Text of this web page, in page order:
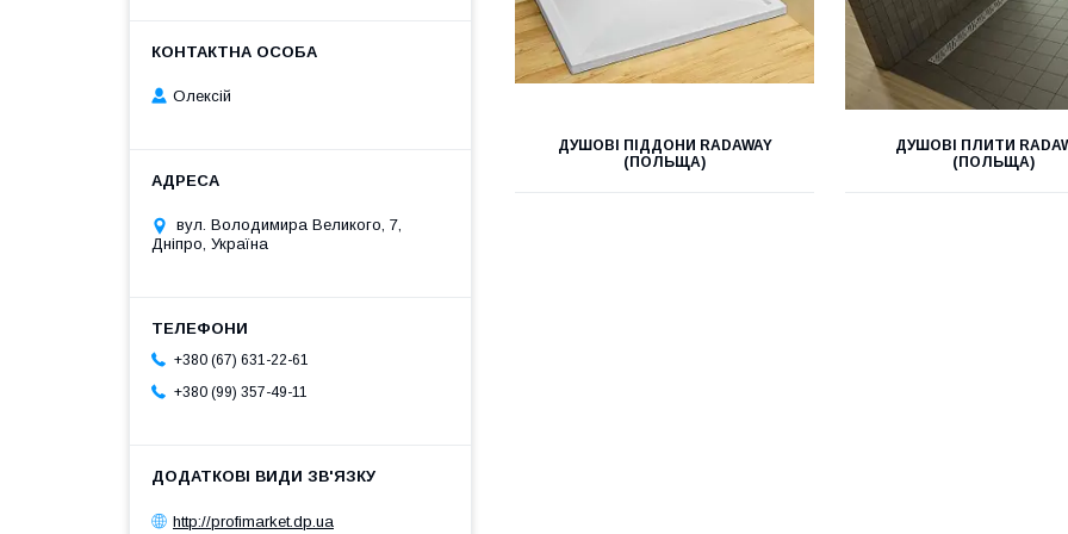
ДУШОВІ ПІДДОНИ RADAWAY
(ПОЛЬЩА)
ДУШОВІ ПЛИТИ
(ПОЛЬЩА)
Олексій
вул. Володимира Великого, 7,
Дніпро, Україна
+380 (67) 631-22-61
+380 (99) 357-49-11
http://profimarket.dp.ua